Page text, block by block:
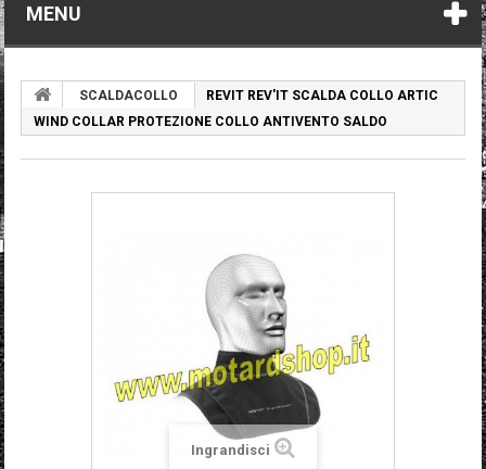
MENU
SCALDACOLLO
REVIT REV'IT SCALDA COLLO ARTIC
WIND COLLAR PROTEZIONE COLLO ANTIVENTO SALDO
Ingrandisci